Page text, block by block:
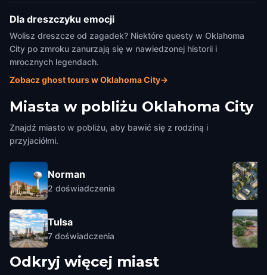
Dla dreszczyku emocji
Wolisz dreszcze od zagadek? Niektóre questy w Oklahoma
City po zmroku zanurzają się w nawiedzonej historii i
mrocznych legendach.
Zobacz ghost tours w Oklahoma City→
Miasta w pobliżu Oklahoma City
Znajdź miasto w pobliżu, aby bawić się z rodziną i
przyjaciółmi.
Norman
2 doświadczenia
Tulsa
7 doświadczenia
Odkryj więcej miast